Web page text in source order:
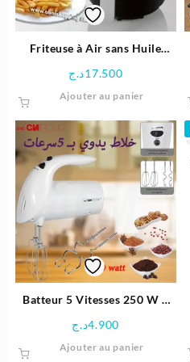
sur
page
Friteuse à Air sans Huile
17.500د.ج
Ajouter au panier
Batteur 5 Vitesses 250 W –
4.900د.ج
Ajouter au panier